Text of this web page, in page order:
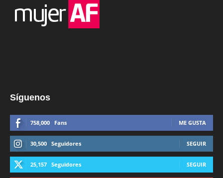
Síguenos
758,000 Fans ME GUSTA
30,500 Seguidores SEGUIR
25,157 Seguidores SEGUIR